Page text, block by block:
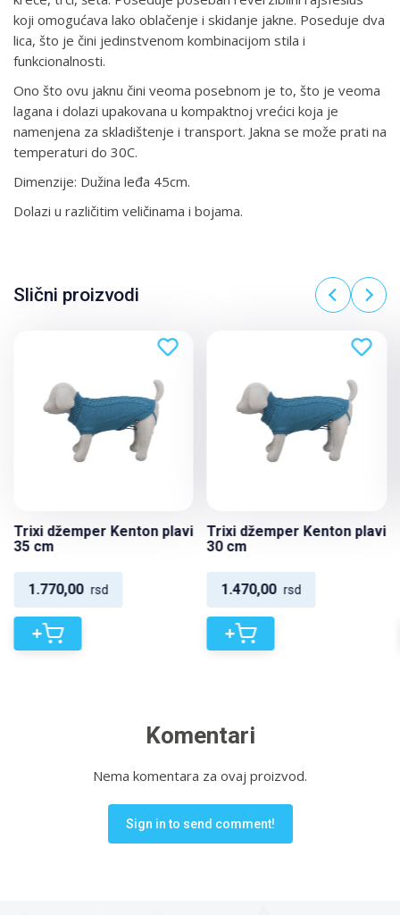
koji omogućava lako oblačenje i skidanje jakne. Poseduje dva
lica, što je čini jedinstvenom kombinacijom stila i
funkcionalnosti.
Ono što ovu jaknu čini veoma posebnom je to, što je veoma
lagana i dolazi upakovana u kompaktnoj vrećici koja je
namenjena za skladištenje i transport. Jakna se može prati na
temperaturi do 30C.
Dimenzije: Dužina leđa 45cm.
Dolazi u različitim veličinama i bojama.
Slični proizvodi
Trixi džemper Kenton plavi
35 cm
1.770,00 rsd
+
Trixi džemper Kenton plavi
30 cm
1.470,00 rsd
+
Komentari
Nema komentara za ovaj proizvod.
Sign in to send comment!